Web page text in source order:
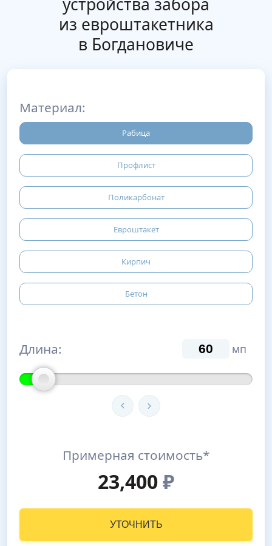
из евроштакетника
в Богдановиче
Материал:
Рабица
Профлист
Поликарбонат
Евроштакет
Кирпич
Бетон
Длина: мп
Примерная стоимость*
23,400₽
УТОЧНИТЬ